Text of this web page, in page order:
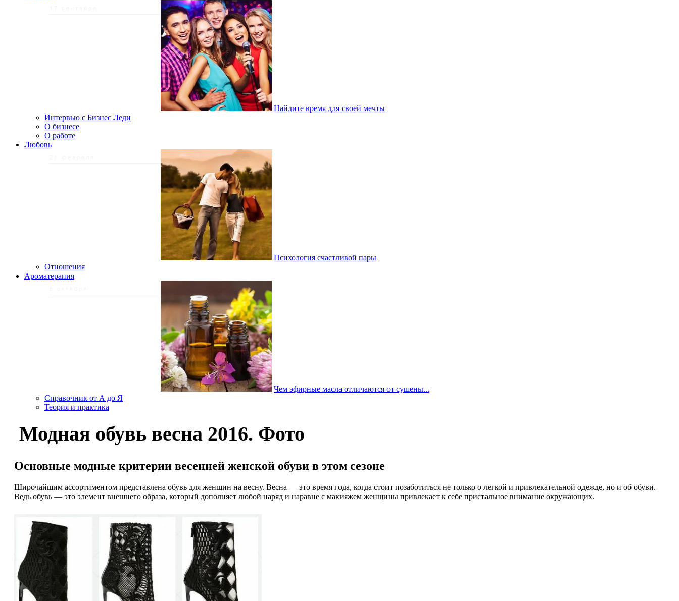
Найдите время для своей мечты
Интервью с Бизнес Леди
О бизнесе
О работе
Любовь
Психология счастливой пары
Отношения
Ароматерапия
Чем эфирные масла отличаются от сушены...
Справочник от А до Я
Теория и практика
Модная обувь весна 2016. Фото
Основные модные критерии весенней женской обуви в этом сезоне
Широчайшим ассортиментом представлена обувь для женщин на весну. Весна — это время года, когда стоит позаботиться не только о легкой и привлекательной одежде, но и об обуви.
Ведь обувь — это элемент внешнего образа, который дополняет любой наряд и наравне с макияжем женщины привлекает к себе пристальное внимание окружающих.